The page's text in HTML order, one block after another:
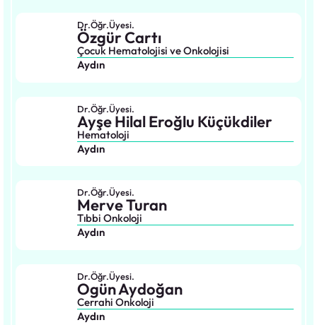
Dr.Öğr.Üyesi.
Özgür Cartı
Çocuk Hematolojisi ve Onkolojisi
Aydın
Dr.Öğr.Üyesi.
Ayşe Hilal Eroğlu Küçükdiler
Hematoloji
Aydın
Dr.Öğr.Üyesi.
Merve Turan
Tıbbi Onkoloji
Aydın
Dr.Öğr.Üyesi.
Ogün Aydoğan
Cerrahi Onkoloji
Aydın